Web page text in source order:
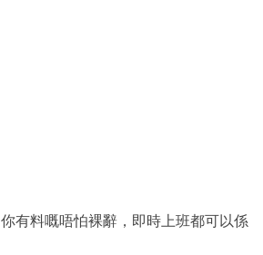
有料嘅唔怕裸辭，即時上班都可以係